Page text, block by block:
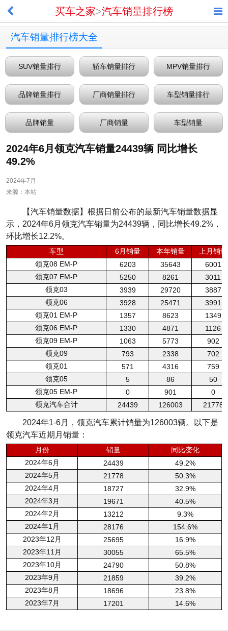
买车之家>汽车销量排行榜
汽车销量排行榜大全
SUV销量排行 轿车销量排行 MPV销量排行
品牌销量排行 厂商销量排行 车型销量排行
品牌销量 厂商销量 车型销量
2024年6月领克汽车销量24439辆 同比增长
49.2%
2024年7月
来源：本站
【汽车销量数据】根据日前公布的最新汽车销量数据显
示，2024年6月领克汽车销量为24439辆，同比增长49.2%，
环比增长12.2%。
车型 6月销量 本年销量
上月销量
领克08 EM-P
6203 35643
6001
领克07 EM-P
5250 8261
3011
领克03
3939 29720
3887
领克06
3928 25471
3991
领克01 EM-P
1357 8623
1349
领克06 EM-P
1330 4871
1126
领克09 EM-P
1063 5773
902
领克09
793 2338
702
领克01
571 4316
759
领克05
5 86
50
领克05 EM-P
0 901
0
领克汽车合计
24439 126003 21778
2024年1-6月，领克汽车累计销量为126003辆。以下是
领克汽车近期月销量：
月份 销量
同比变化
2024年6月
24439
49.2%
2024年5月
21778
50.3%
2024年4月
18727
32.9%
2024年3月
19671
40.5%
2024年2月
13212
9.3%
2024年1月
28176
154.6%
2023年12月
25695
16.9%
2023年11月
30055
65.5%
2023年10月
24790
50.8%
2023年9月
21859
39.2%
2023年8月
18696
23.8%
2023年7月
17201 14.6%